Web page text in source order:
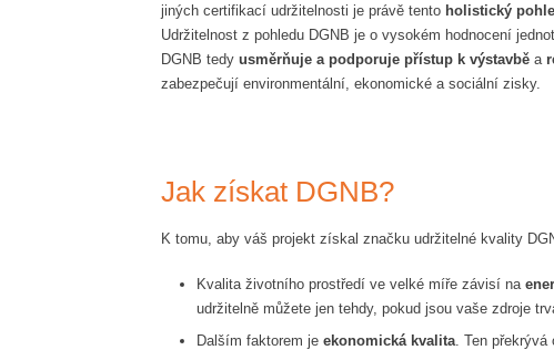
jiných certifikací udržitelnosti je právě tento holistický
Udržitelnost z pohledu DGNB je o vysokém hodnocení
DGNB tedy usměrňuje a podporuje přístup k výstavbě a
zabezpečují environmentální, ekonomické a sociální zisky.
Jak získat DGNB?
K tomu, aby váš projekt získal značku udržitelné kvality
Kvalita životního prostředí ve velké míře závisí na
udržitelně můžete jen tehdy, pokud jsou vaše zdroje
Dalším faktorem je ekonomická kvalita . Ten